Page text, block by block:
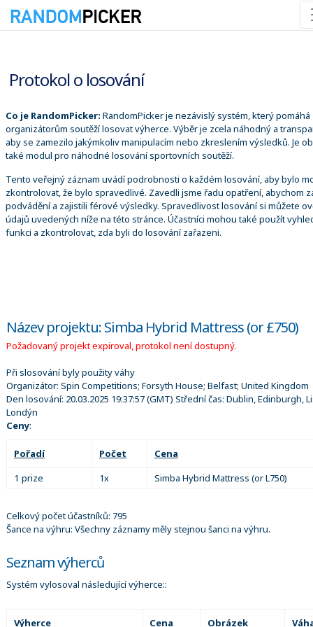
Protokol o losování
Co je RandomPicker: RandomPicker je nezávislý systém, který pomáhá
organizátorům soutěží losovat výherce. Výběr je zcela náhodný a
aby se zamezilo jakýmkoliv manipulacím nebo zkreslením výsledků. Je
také modul pro náhodné losování sportovních soutěží.
Tento veřejný záznam uvádí podrobnosti o každém losování, aby bylo
zkontrolovat, že bylo spravedlivé. Zavedli jsme řadu opatření, abychom
podvádění a zajistili férové výsledky. Spravedlivost losování si můžete
údajů uvedených níže na této stránce. Účastníci mohou také použít
funkci a zkontrolovat, zda byli do losování zařazeni.
Název projektu: Simba Hybrid Mattress (or £750)
Požadovaný projekt expiroval, protokol není dostupný.
Při slosování byly použity váhy
Organizátor: Spin Competitions; Forsyth House; Belfast; United Kingdom
Den losování: 20.03.2025 19:37:57(GMT) Střední čas: Dublin, Edinburgh,
Londýn
Ceny:
Pořadí Počet
Cena
1 prize
1x Simba Hybrid Mattress (or L750)
Celkový počet účastníků: 795
Šance na výhru: Všechny záznamy měly stejnou šanci na výhru.
Seznam výherců
Systém vylosoval následující výherce::
Výherce Cena Obrázek